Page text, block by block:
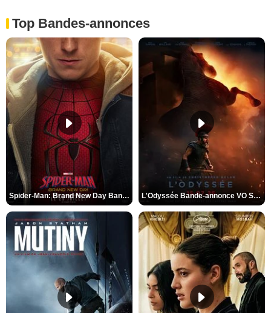
Top Bandes-annonces
Spider-Man: Brand New Day Bande-annonce VO STFR L'Odyssée Bande-annonce VO STFR